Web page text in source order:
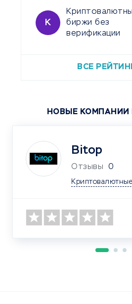
К
биржи без
верификации
ВСЕ
НОВЫЕ КОМПАНИИ
Bitop
Отзывы 0